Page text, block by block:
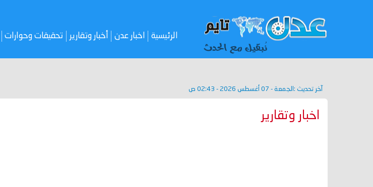
الرئيسية اخبار عدن أخبار وتقارير تحقيقات وحوارات
آخر تحديث : الجمعة - 07 أغسطس 2026 - 02:43 ص
اخبار وتقارير